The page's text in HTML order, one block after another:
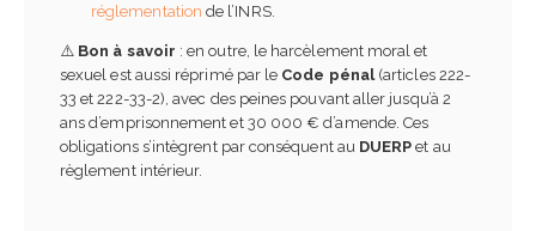
réglementation de l’INRS.
⚠️ Bon à savoir : en outre, le harcèlement moral et
sexuel est aussi réprimé par le Code pénal(articles 222-
33 et 222-33-2), avec des peines pouvant aller jusqu’à 2
ans d’emprisonnement et 30 000 € d’amende. Ces
obligations s’intègrent par conséquent au DUERP et au
règlement intérieur.